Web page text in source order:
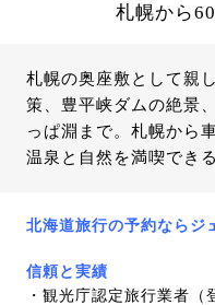
札幌から
札幌の奥座敷として親
策、豊平峡ダムの絶景
っぱ淵まで。札幌から
温泉と自然を満喫でき
北海道旅行の予約ならジ
信頼と実績
・観光庁認定旅行業者（